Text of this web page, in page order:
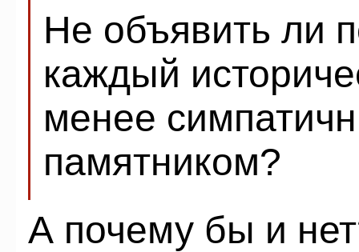
Не объявить ли
каждый
менее
памятником?
А почему бы и